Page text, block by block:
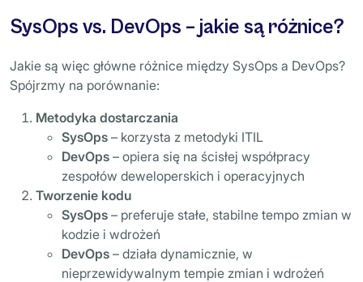
SysOps vs. DevOps – jakie są różnice?
Jakie są więc główne różnice między SysOps a DevOps?
Spójrzmy na porównanie:
Metodyka dostarczania
SysOps – korzysta z metodyki ITIL
DevOps – opiera się na ścisłej współpracy
zespołów deweloperskich i operacyjnych
Tworzenie kodu
SysOps – preferuje stałe, stabilne tempo zmian w
kodzie i wdrożeń
DevOps – działa dynamicznie, w
nieprzewidywalnym tempie zmian i wdrożeń